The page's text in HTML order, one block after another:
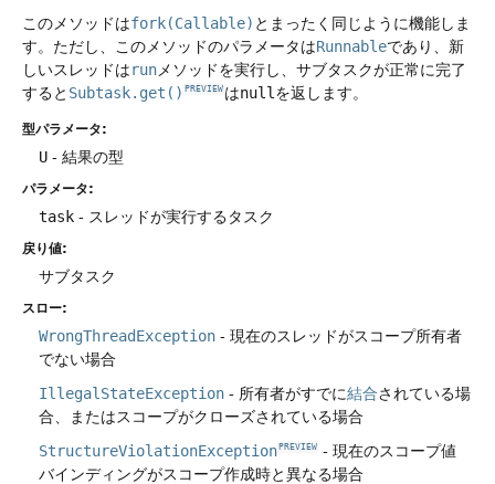
このメソッドはfork(Callable) とまったく同じように機能しま
す。ただし、このメソッドのパラメータはRunnableであり、新
しいスレッドはrun メソッドを実行し、サブタスクが正常に完了
すると Subtask.get() PREVIEW はnull を返します。
型パラメータ:
U - 結果の型
パラメータ:
task - スレッドが実行するタスク
戻り値:
サブタスク
スロー:
WrongThreadException - 現在のスレッドがスコープ所有者
でない場合
IllegalStateException - 所有者がすでに結合されている場
合、またはスコープがクローズされている場合
StructureViolationException PREVIEW - 現在のスコープ値
バインディングがスコープ作成時と異なる場合